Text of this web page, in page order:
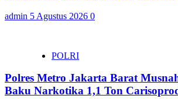
admin 5 Agustus 2026 0
POLRI
Polres Metro Jakarta Barat
Baku Narkotika 1,1 Ton